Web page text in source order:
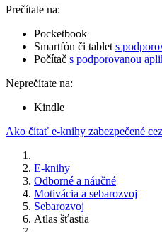
Prečítate na:
Pocketbook
Smartfón či tablet s
Počítač s podporovanou
Neprečítate na:
Kindle
Ako čítať e-knihy zabezpečené
E-knihy
Odborné a náučné
Motivácia a sebarozvoj
Sebarozvoj
Atlas šťastia